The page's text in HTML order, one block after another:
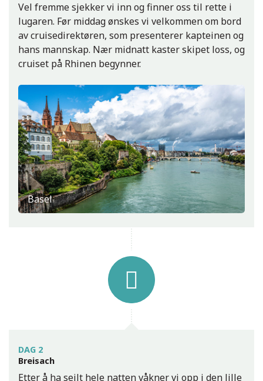
Gamlebyen i Mainz
Rüdesheim
Vel fremme sjekker vi inn og finner oss til rette i
lugaren. Før middag ønskes vi velkommen om bord
av cruisedirektøren, som presenterer kapteinen og
hans mannskap. Nær midnatt kaster skipet loss, og
cruiset på Rhinen begynner.
Basel
DAG 2
Breisach
Etter å ha seilt hele natten våkner vi opp i den lille